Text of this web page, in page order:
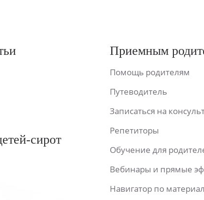
сирот
Приемным
Помощь родителям
Путеводитель
Записаться на
Репетиторы
Обучение для
Вебинары и прямые
Навигатор по